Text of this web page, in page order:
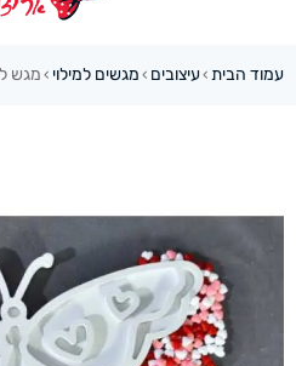
עמוד הבית ›עיצובים › מגשים למילוי › מגש